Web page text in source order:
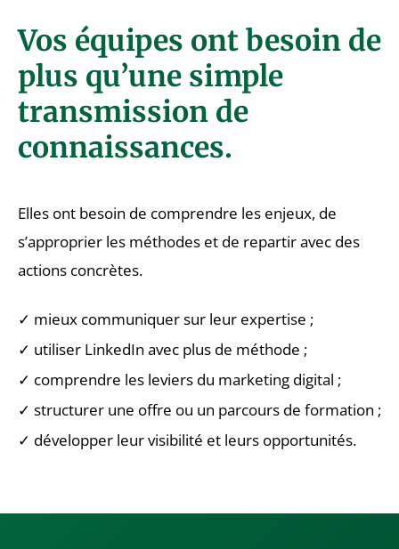
Vos équipes ont besoin de
plus qu’une simple
transmission de
connaissances.
Elles ont besoin de comprendre les enjeux, de
s’approprier les méthodes et de repartir avec des
actions concrètes.
✓ mieux communiquer sur leur expertise ;
✓ utiliser LinkedIn avec plus de méthode ;
✓ comprendre les leviers du marketing digital ;
✓ structurer une offre ou un parcours de formation ;
✓ développer leur visibilité et leurs opportunités.